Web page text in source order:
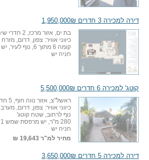
דירה למכירה 3 חדרים 1,950,000₪
בת ים, אזור מרכז, 2 חדרי שינה + סלון
כיווני אוויר: צפון, דרום, מזרח
קומה 6 מתוך 6, נוף לעיר, יש מרפסת שמש 1
חניה יש
קוטג' למכירה 6 חדרים 5,500,000₪
ראשל"צ, אזור נווה חוף, 5 חדרי שינה + סלון
כיווני אוויר: צפון, דרום, מערב
נוף לרחוב, שטח קוטג'
280 מ"ר, יש מרפסת שמש 1
חניה יש
מחיר למ"ר 19,643 ₪
דירה למכירה 5 חדרים 3,650,000₪